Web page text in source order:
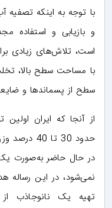
با توجه به اینکه تصفیه
و بازیابی و استفاده
است، تلاش‌های زیادی
با مساحت سطح بالا،
سطح از پسماندها و
از آنجا ‌که ایران اولین
حدود 30
در حال حاضر به‌صورت یک
نمی‌شود، در این رساله
تهیه یک نانوجاذب